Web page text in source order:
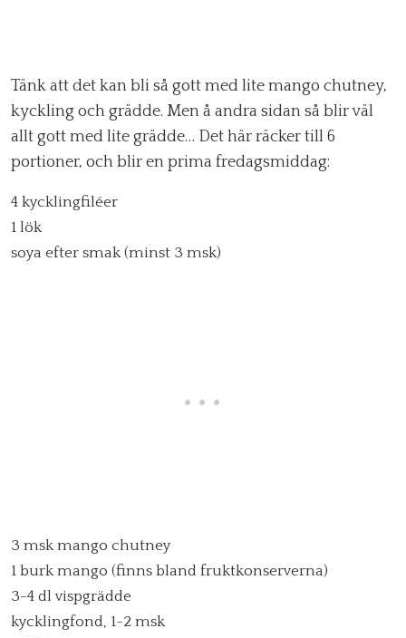
Tänk att det kan bli så gott med lite mango chutney,
kyckling och grädde. Men å andra sidan så blir väl
allt gott med lite grädde… Det här räcker till 6
portioner, och blir en prima fredagsmiddag:
4 kycklingfiléer
1 lök
soya efter smak (minst 3 msk)
3 msk mango chutney
1 burk mango (finns bland fruktkonserverna)
3-4 dl vispgrädde
kycklingfond, 1-2 msk